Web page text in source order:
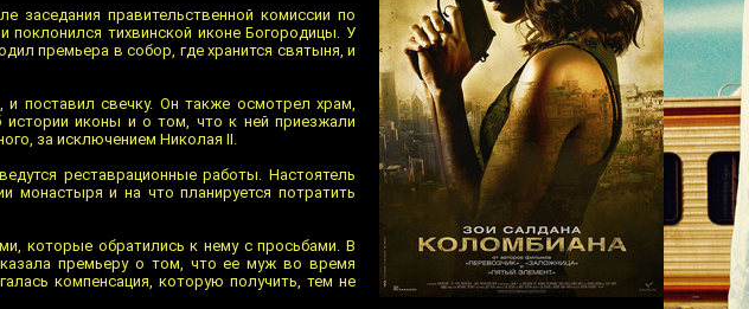
заседания правительственной комиссии по
тихвинской иконе Богородицы. У
премьера в собор, где хранится святыня, и
и поставил свечку. Он также осмотрел храм,
истории иконы и о том, что к ней приезжали
за исключением Николая II.
реставрационные работы. Настоятель
монастыря и на что планируется потратить
которые обратились к нему с просьбами. В
премьеру о том, что ее муж во время
компенсация, которую получить, тем не